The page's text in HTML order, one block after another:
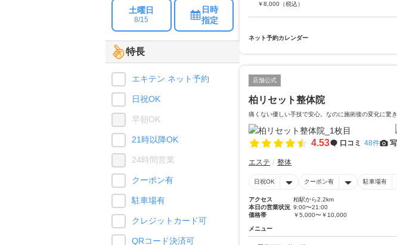
￥8,000 （税込）
ネット予約カレンダー
店舗公式
柏リセット整体院
痛くない優しい手技で安心。なのに施術後の変化に驚
4.53 口コミ 48件
エステ 整体
日祝OK クーポン有 駐車場有
アクセス
柏駅から2.2km
本日の営業状況 9:00〜21:00
価格帯
￥5,000〜￥10,000
メニュー
土曜日
8/15
日時
指定
特長
エキテン ネット予約
日祝OK
早朝OK
21時以降OK
24時間営業
クーポン有
駐車場有
クレジットカード可
QRコード決済可